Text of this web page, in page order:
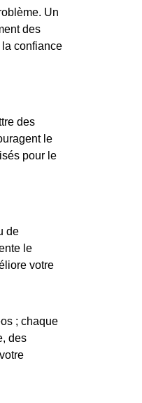
Un
des
confiance
des
le
pour le
de
le
votre
; chaque
des